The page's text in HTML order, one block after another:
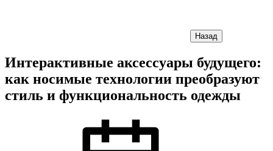
Назад
Интерактивные аксессуары будущего:
как носимые технологии преобразуют
стиль и функциональность одежды